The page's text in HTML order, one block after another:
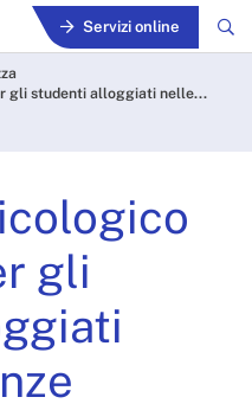
Servizi online
di
gli studenti alloggiati nelle...
gli